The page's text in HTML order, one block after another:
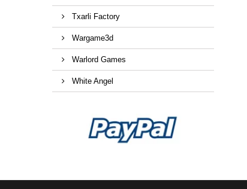
Txarli Factory
Wargame3d
Warlord Games
White Angel